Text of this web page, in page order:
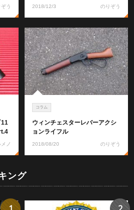
う 2018/12/3 のりぞう
ノ
コラム
ウィンチェスターレバーアクシ
ョンライフル
2018/08/20 のりぞう
ング